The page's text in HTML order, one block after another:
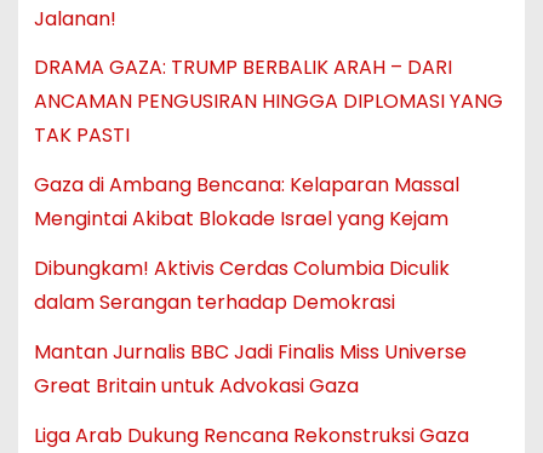
Jalanan!
DRAMA GAZA: TRUMP BERBALIK ARAH – DARI
ANCAMAN PENGUSIRAN HINGGA DIPLOMASI YANG
TAK PASTI
Gaza di Ambang Bencana: Kelaparan Massal
Mengintai Akibat Blokade Israel yang Kejam
Dibungkam! Aktivis Cerdas Columbia Diculik
dalam Serangan terhadap Demokrasi
Mantan Jurnalis BBC Jadi Finalis Miss Universe
Great Britain untuk Advokasi Gaza
Liga Arab Dukung Rencana Rekonstruksi Gaza